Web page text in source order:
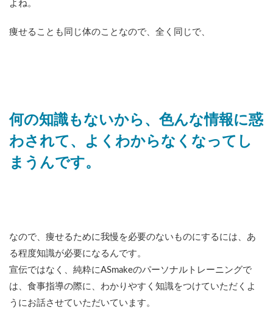
よね。
痩せることも同じ体のことなので、全く同じで、
何の知識もないから、色んな情報に惑
わされて、よくわからなくなってし
まうんです。
なので、痩せるために我慢を必要のないものにするには、あ
る程度知識が必要になるんです。
宣伝ではなく、純粋にASmakeのパーソナルトレーニングで
は、食事指導の際に、わかりやすく知識をつけていただくよ
うにお話させていただいています。